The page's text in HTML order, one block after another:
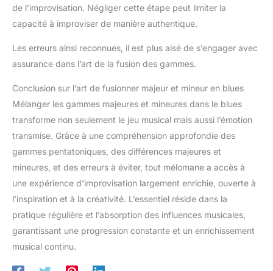
de l’improvisation. Négliger cette étape peut limiter la
capacité à improviser de manière authentique.
Les erreurs ainsi reconnues, il est plus aisé de s’engager avec
assurance dans l’art de la fusion des gammes.
Conclusion sur l’art de fusionner majeur et mineur en blues
Mélanger les gammes majeures et mineures dans le blues
transforme non seulement le jeu musical mais aussi l’émotion
transmise. Grâce à une compréhension approfondie des
gammes pentatoniques, des différences majeures et
mineures, et des erreurs à éviter, tout mélomane a accès à
une expérience d’improvisation largement enrichie, ouverte à
l’inspiration et à la créativité. L’essentiel réside dans la
pratique régulière et l’absorption des influences musicales,
garantissant une progression constante et un enrichissement
musical continu.